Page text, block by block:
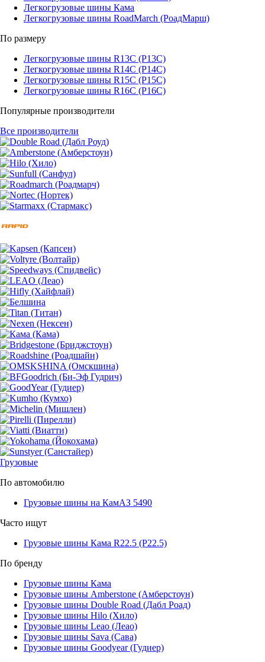
Легкогрузовые шины Кама
Легкогрузовые шины RoadMarch (РоадМарш)
По размеру
Легкогрузовые шины R13C (Р13С)
Легкогрузовые шины R14C (Р14С)
Легкогрузовые шины R15C (Р15С)
Легкогрузовые шины R16C (Р16С)
Популярные производители
Все производители
Грузовые
По автомобилю
Грузовые шины на КамАЗ 5490
Часто ищут
Грузовые шины Кама R22.5 (Р22.5)
По бренду
Грузовые шины Кама
Грузовые шины Amberstone (Амберстоун)
Грузовые шины Double Road (Дабл Роад)
Грузовые шины Hilo (Хило)
Грузовые шины Leao (Леао)
Грузовые шины Sava (Сава)
Грузовые шины Goodyear (Гудиер)